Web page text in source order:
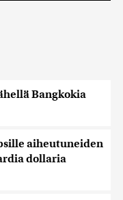
Bangkokia
aiheutuneiden
dollaria